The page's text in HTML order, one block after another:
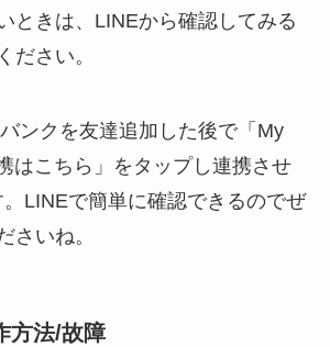
ときは、LINEから確認してみる
ださい。
ンクを友達追加した後で「My
はこちら」をタップし連携させ
LINEで簡単に確認できるのでぜ
さいね。
方法/故障